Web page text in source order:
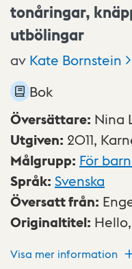
tonåringar,
utbölingar
av Kate Bornstein
Bok
Översättare: Nina
Utgiven: 2011,
Målgrupp: För
Språk: Svenska
Översatt från:
Originaltitel:
Visa mer information